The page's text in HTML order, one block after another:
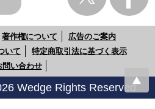
著作権について
広告のご案内
いて
特定商取引法に基づく表示
問い合わせ
Wedge Rights Reserved